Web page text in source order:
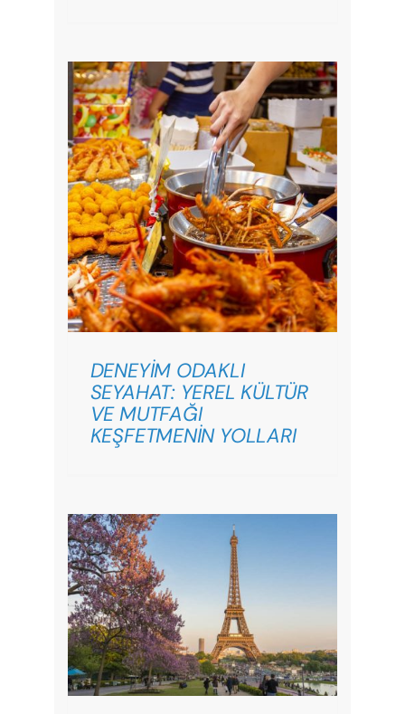
DENEYİM ODAKLI
SEYAHAT: YEREL KÜLTÜR
VE MUTFAĞI
KEŞFETMENİN YOLLARI